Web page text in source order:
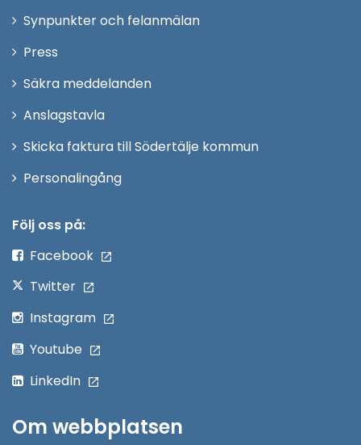
Synpunkter och felanmälan
Press
fönster
Säkra meddelanden
Anslagstavla
Skicka faktura till Södertälje kommun
PersonalingångÖppna
Följ oss på:
Facebook
Twitter
Instagram
Youtube
LinkedIn
Om webbplatsen